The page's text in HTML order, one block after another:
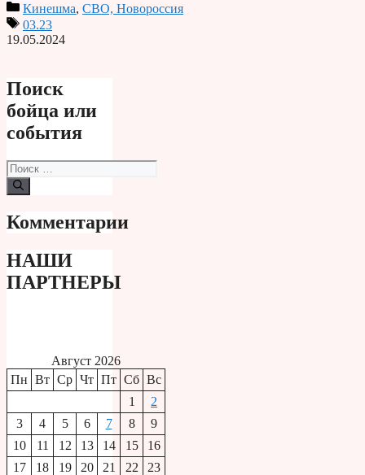
PrintКинешма, СВО, Новороссия
03.23
19.05.2024
Поиск
бойца или
события
Поиск:
Комментарии
НАШИ
ПАРТНЕРЫ
Август 2026
Пн Вт Ср Чт Пт Сб Вс
1
2
3
4 5 6 7 8
9
10
11 12 13 14 15
16
17
18 19 20 21 22
23